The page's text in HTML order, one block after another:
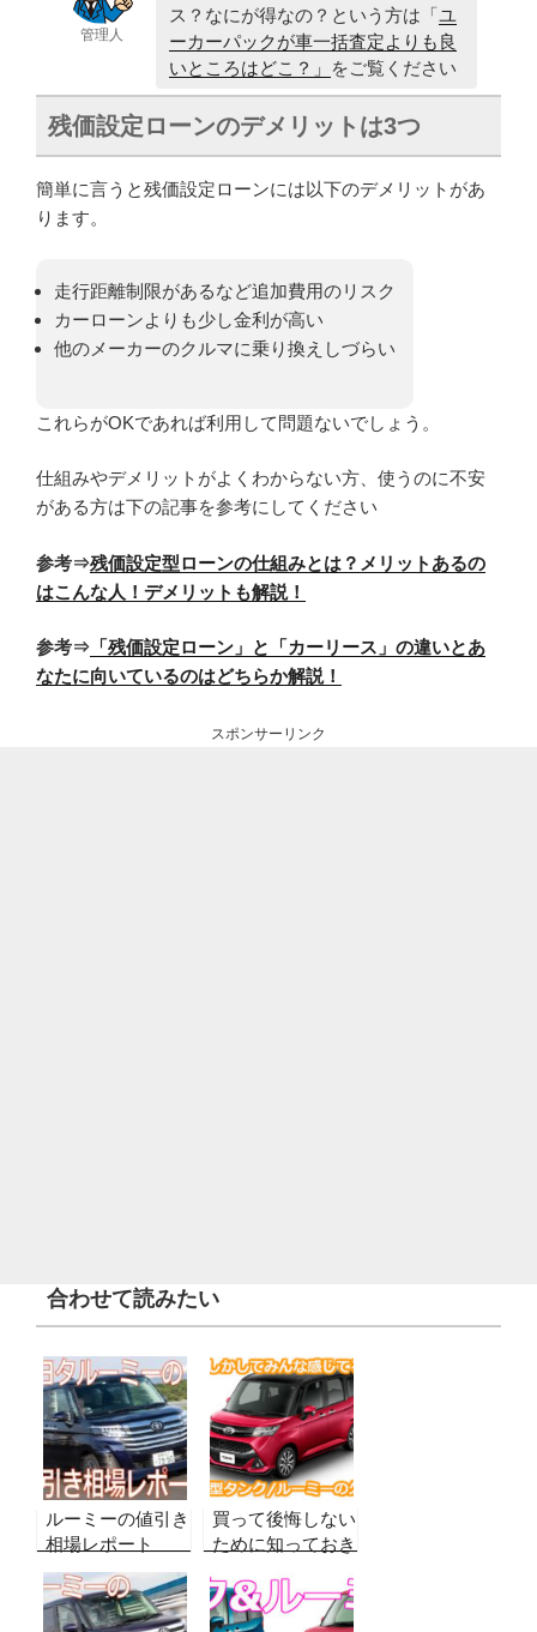
管理人
ス？なにが得なの？という方は「ユ
ーカーパックが車一括査定よりも良
いところはどこ？」
をご覧ください
残価設定ローンのデメリットは3つ
簡単に言うと残価設定ローンには以下のデメリットがあ
ります。
走行距離制限があるなど追加費用のリスク
カーローンよりも少し金利が高い
他のメーカーのクルマに乗り換えしづらい
これらがOKであれば利用して問題ないでしょう。
仕組みやデメリットがよくわからない方、使うのに不安
がある方は下の記事を参考にしてください
参考⇒残価設定型ローンの仕組みとは？メリットあるの
はこんな人！デメリットも解説！
参考⇒ 「残価設定ローン」と「カーリース」の違いとあ
なたに向いているのはどちらか解説！
スポンサーリンク
合わせて読みたい
ルーミーの値引き
相場レポート
【2026年8月最
新・グレード別】
実販売データから
買って後悔しない
ために知っておき
ーの欠点、デメリ
ットのまとめ